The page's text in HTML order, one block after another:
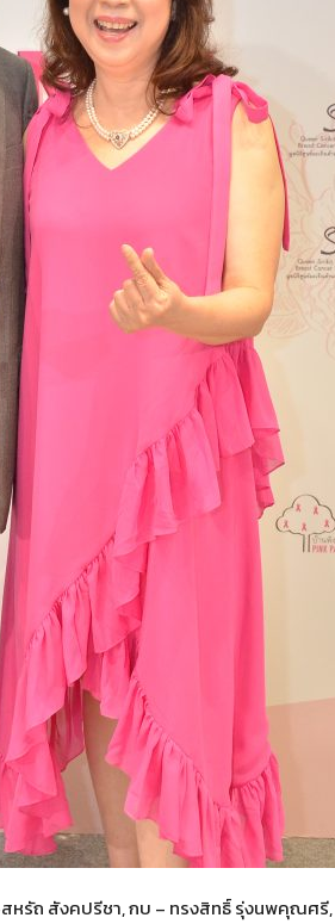
รัถ สังคปรีชา, กบ – ทรงสิทธิ์ รุ่งนพคุณศรี,